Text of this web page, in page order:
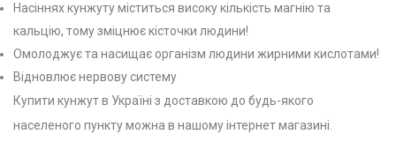
Насіннях кунжуту міститься високу кількість магнію та
кальцію, тому зміцнює кісточки людини!
Омолоджує та насищає організм людини жирними кислотами!
Відновлює нервову систему
Купити кунжут в Україні з доставкою до будь-якого
населеного пункту можна в нашому інтернет магазині.